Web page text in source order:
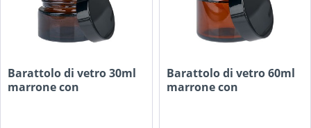
Barattolo di vetro 30ml
marrone con
Barattolo di vetro 60ml
marrone con